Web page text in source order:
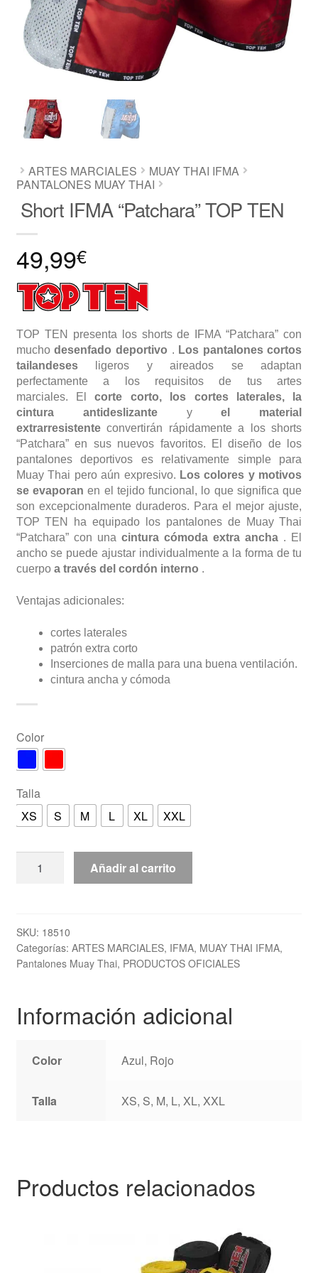
ARTES MARCIALES
MUAY THAI IFMA
PANTALONES MUAY THAI
Short IFMA “Patchara” TOP TEN
49,99€
TOP TEN presenta los shorts de IFMA “Patchara” con
muchodesenfado deportivo . Los pantalones cortos
tailandesesligeros y aireados se adaptan
perfectamente a los requisitos de tus artes
marciales. Elcorte corto, los cortes laterales, la
cintura antideslizanteyel material
extrarresistenteconvertirán rápidamente a los shorts
“Patchara” en sus nuevos favoritos. El diseño de los
pantalones deportivos es relativamente simple para
Muay Thai pero aún expresivo. Los colores y motivos
se evaporan en el tejido funcional, lo que significa que
son excepcionalmente duraderos. Para el mejor ajuste,
TOP TEN ha equipado los pantalones de Muay Thai
“Patchara” con una cintura cómoda extra ancha . El
ancho se puede ajustar individualmente a la forma de tu
cuerpo a través del cordón interno .
Ventajas adicionales:
cortes laterales
patrón extra corto
Inserciones de malla para una buena ventilación.
cintura ancha y cómoda
Color
Talla
XS
S M L XL XXL
IFMA
TEN
cantidad
Añadir al carrito
SKU: 18510
Categorías: ARTES MARCIALES, IFMA, MUAY THAI IFMA,
Pantalones Muay Thai, PRODUCTOS OFICIALES
Información adicional
Color Azul, Rojo
Talla XS, S, M, L, XL, XXL
Productos relacionados